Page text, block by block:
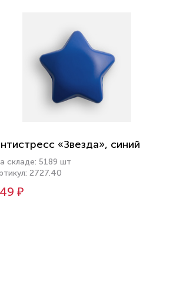
«Звезда», синий
складе: 5189 шт
2727.40
₽